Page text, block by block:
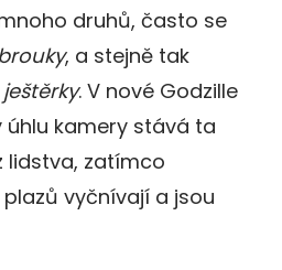
druhů, často se
, a stejně tak
ještěrky. V nové Godzille
úhlu kamery stává ta
lidstva, zatímco
vyčnívají a jsou